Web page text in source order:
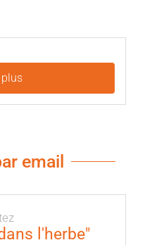
email
l'herbe"